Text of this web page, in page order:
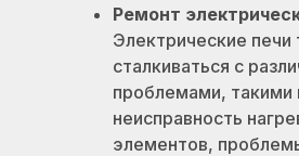
Ремонт
Электрические печи
сталкиваться с
проблемами, такими
неисправность
элементов,